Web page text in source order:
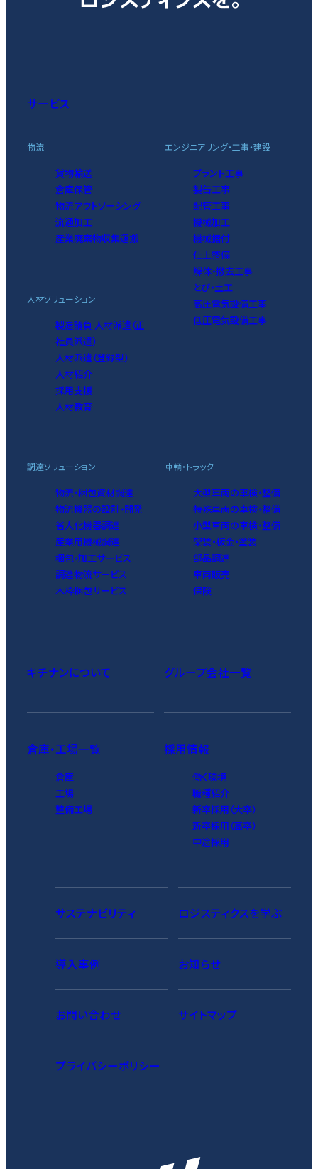
サービス
物流
貨物輸送
倉庫保管
物流アウトソーシング
流通加工
産業廃棄物収集運搬
人材ソリューション
製造請負 人材派遣（正
社員派遣）
人材派遣（登録型）
人材紹介
採用支援
人材教育
エンジニアリング・工事・建設
プラント工事
製缶工事
配管工事
機械加工
機械据付
仕上整備
解体・撤去工事
とび・土工
高圧電気設備工事
低圧電気設備工事
調達ソリューション
物流・梱包資材調達
物流機器の設計・開発
省人化機器調達
産業用機械調達
梱包・加工サービス
調達物流サービス
木枠梱包サービス
車輌・トラック
大型車両の車検・整備
特殊車両の車検・整備
小型車両の車検・整備
架装・板金・塗装
部品調達
車両販売
保険
キチナンについて
倉庫・工場一覧
倉庫
工場
整備工場
グループ会社一覧
採用情報
働く環境
職種紹介
新卒採用（大卒）
新卒採用（高卒）
中途採用
サステナビリティ ロジスティクスを学ぶ
導入事例 お知らせ
お問い合わせ サイトマップ
プライバシーポリシー